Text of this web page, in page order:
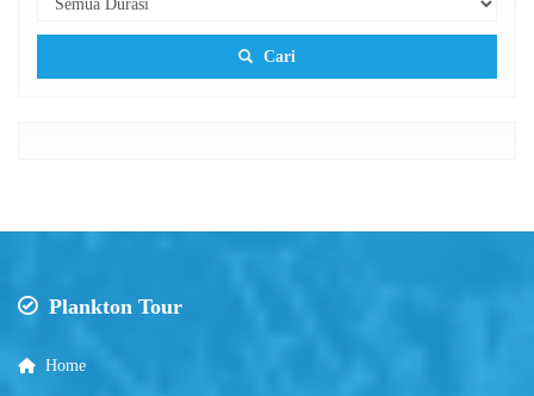
Cari
Plankton Tour
Home